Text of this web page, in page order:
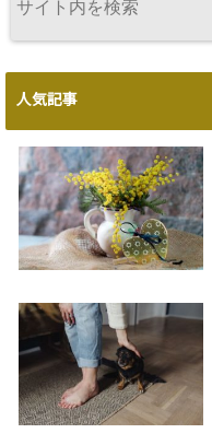
人気記事